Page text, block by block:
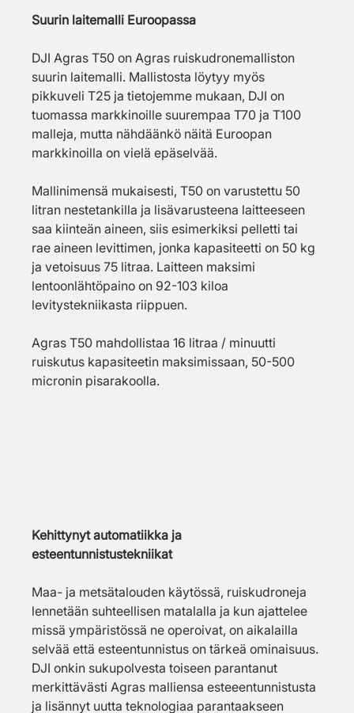
Suurin laitemalli Euroopassa
DJI Agras T50 on Agras ruiskudronemalliston
suurin laitemalli. Mallistosta löytyy myös
pikkuveli T25 ja tietojemme mukaan, DJI on
tuomassa markkinoille suurempaa T70 ja T100
malleja, mutta nähdäänkö näitä Euroopan
markkinoilla on vielä epäselvää.
Mallinimensä mukaisesti, T50 on varustettu 50
litran nestetankilla ja lisävarusteena laitteeseen
saa kiinteän aineen, siis esimerkiksi pelletti tai
rae aineen levittimen, jonka kapasiteetti on 50 kg
ja vetoisuus 75 litraa. Laitteen maksimi
lentoonlähtöpaino on 92-103 kiloa
levitystekniikasta riippuen.
Agras T50 mahdollistaa 16 litraa / minuutti
ruiskutus kapasiteetin maksimissaan, 50-500
micronin pisarakoolla.
Kehittynyt automatiikka ja
esteentunnistustekniikat
Maa- ja metsätalouden käytössä, ruiskudroneja
lennetään suhteellisen matalalla ja kun ajattelee
missä ympäristössä ne operoivat, on aikalailla
selvää että esteentunnistus on tärkeä ominaisuus.
DJI onkin sukupolvesta toiseen parantanut
merkittävästi Agras malliensa esteeentunnistusta
ja lisännyt uutta teknologiaa parantaakseen